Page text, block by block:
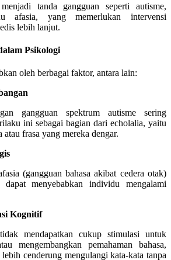
tanda gangguan seperti autisme,
afasia, yang memerlukan intervensi
lebih lanjut.
Psikologi
oleh berbagai faktor, antara lain:
gangguan spektrum autisme sering
ini sebagai bagian dari echolalia, yaitu
atau frasa yang mereka dengar.
(gangguan bahasa akibat cedera otak)
dapat menyebabkan individu mengalami
Kognitif
mendapatkan cukup stimulasi untuk
mengembangkan pemahaman bahasa,
cenderung mengulangi kata-kata tanpa